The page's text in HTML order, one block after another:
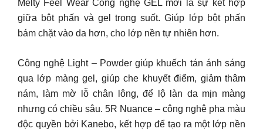
Melty Feel Wear Công nghệ GEL mới là sự kết hợp
giữa bột phấn và gel trong suốt. Giúp lớp bột phấn
bám chặt vào da hơn, cho lớp nền tự nhiên hơn.
Công nghệ Light – Powder giúp khuếch tán ánh sáng
qua lớp màng gel, giúp che khuyết điểm, giảm thâm
nám, làm mờ lỗ chân lông, để lộ làn da mịn màng
nhưng có chiều sâu. 5R Nuance – công nghệ pha màu
độc quyền bởi Kanebo, kết hợp để tạo ra một lớp nền